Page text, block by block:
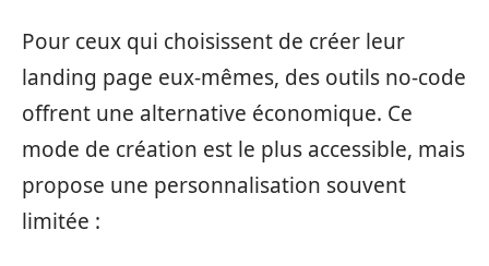
Pour ceux qui choisissent de créer leur
landing page eux-mêmes, des outils no-code
offrent une alternative économique. Ce
mode de création est le plus accessible, mais
propose une personnalisation souvent
limitée :